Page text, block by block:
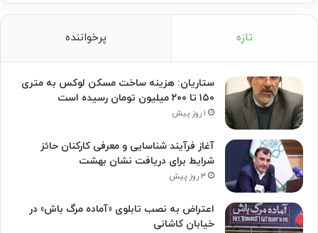
تازه پرخواننده
ستاریان: هزینه ساخت مسکن لوکس به متری
۱۵۰ تا ۲۰۰ میلیون تومان رسیده است
۱ روز پیش
آغاز فرآیند شناسایی و معرفی کارکنان حائز
شرایط برای دریافت نشان بهشت
۳ روز پیش
اعتراض به نصب تابلوی «آماده مرگ باش» در
خیابان کاشانی